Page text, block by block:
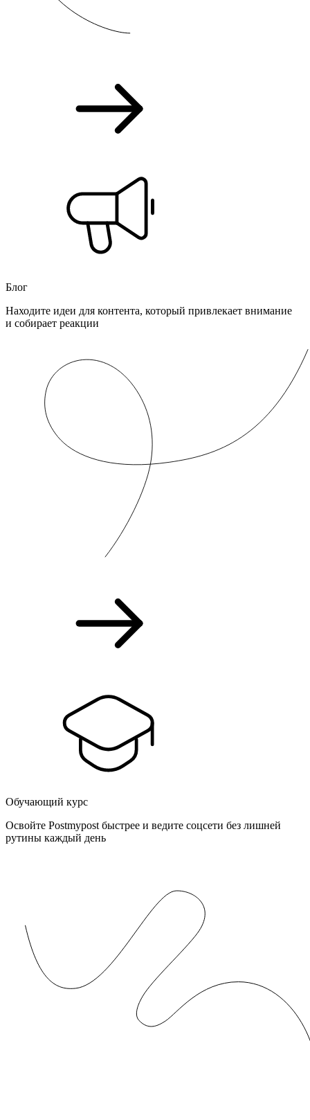
Блог
Находите идеи для контента, который привлекает внимание
и собирает реакции
Обучающий курс
Освойте Postmypost быстрее и ведите соцсети без лишней
рутины каждый день